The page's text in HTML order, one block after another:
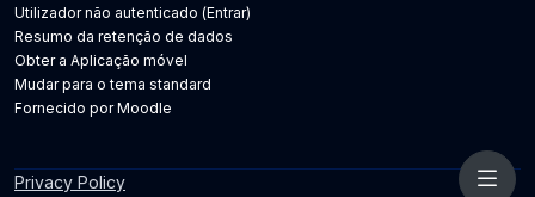
Utilizador não autenticado (Entrar)
Resumo da retenção de dados
Obter a Aplicação móvel
Mudar para o tema standard
Fornecido porMoodle
Privacy Policy